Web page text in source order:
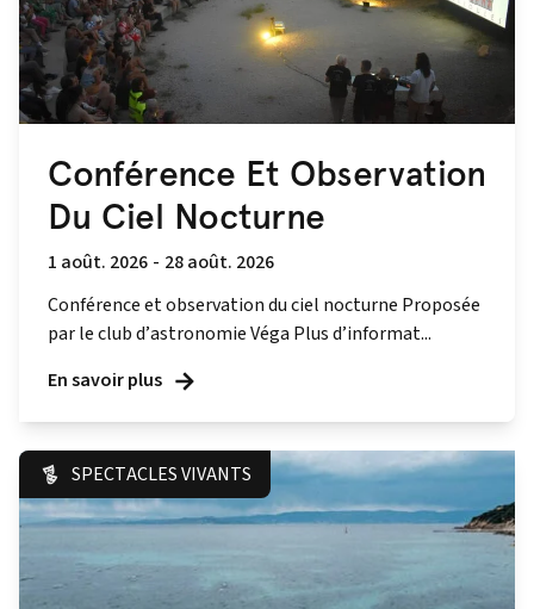
Conférence Et Observation
Du Ciel Nocturne
1 août. 2026 - 28 août. 2026
Conférence et observation du ciel nocturne Proposée
par le club d’astronomie Véga Plus d’informat...
En savoir plus
SPECTACLES VIVANTS